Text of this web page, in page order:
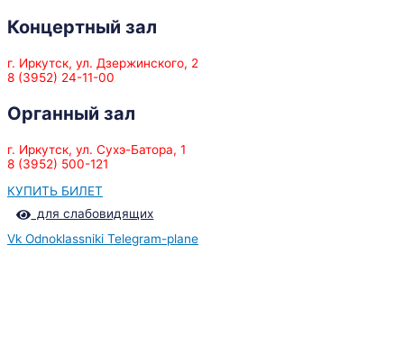
Концертный зал
г. Иркутск, ул. Дзержинского, 2
8 (3952) 24-11-00
Органный зал
г. Иркутск, ул. Сухэ-Батора, 1
8 (3952) 500-121
КУПИТЬ БИЛЕТ
для слабовидящих
Vk Odnoklassniki Telegram-plane